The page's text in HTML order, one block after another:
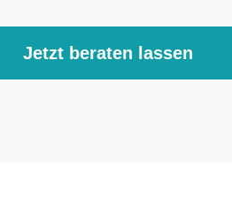
Jetzt beraten lassen